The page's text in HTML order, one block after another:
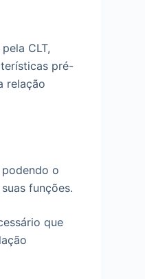
CLT,
pré-
relação
o
funções.
que